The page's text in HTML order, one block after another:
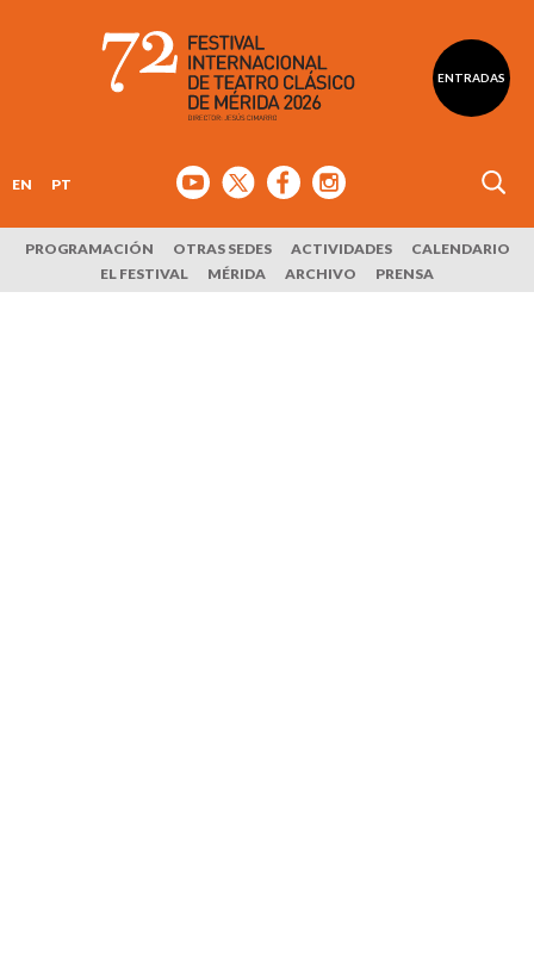
ENTRADAS
EN PT
PROGRAMACIÓN OTRAS SEDES ACTIVIDADES
CALENDARIO
EL FESTIVAL
MÉRIDA ARCHIVO PRENSA